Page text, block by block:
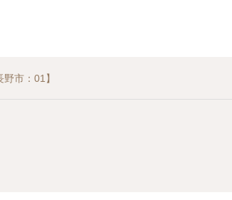
市：01】